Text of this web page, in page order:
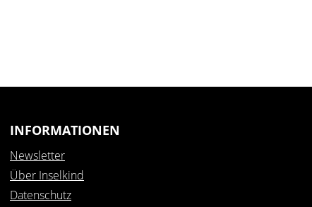
INFORMATIONEN
Newsletter
Über Inselkind
Datenschutz